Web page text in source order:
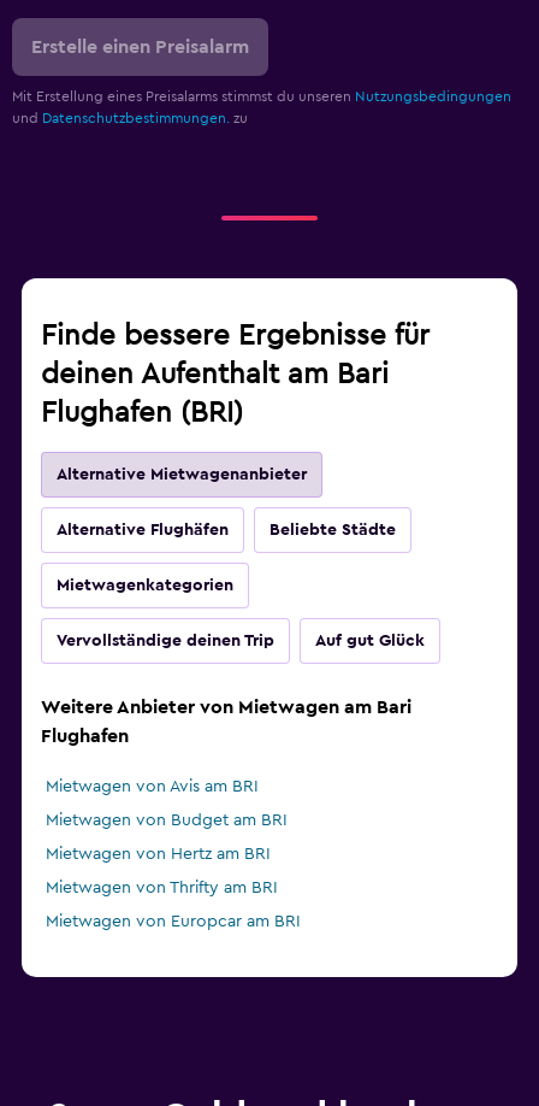
Erstelle einen Preisalarm
Mit Erstellung eines Preisalarms stimmst du unseren Nutzungsbedingungen
und Datenschutzbestimmungen. zu
Finde bessere Ergebnisse für
deinen Aufenthalt am Bari
Flughafen (BRI)
Alternative Mietwagenanbieter
Alternative Flughäfen Beliebte Städte
Mietwagenkategorien
Vervollständige deinen Trip Auf gut Glück
Weitere Anbieter von Mietwagen am Bari
Flughafen
Mietwagen von Avis am BRI
Mietwagen von Budget am BRI
Mietwagen von Hertz am BRI
Mietwagen von Thrifty am BRI
Mietwagen von Europcar am BRI